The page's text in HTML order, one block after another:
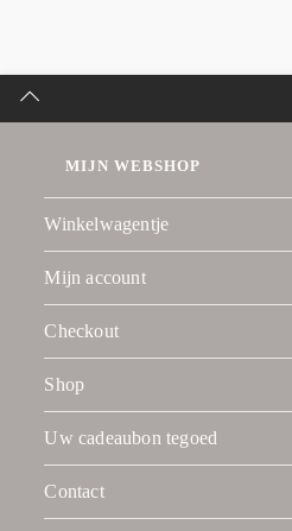
MIJN WEBSHOP
Winkelwagentje
Mijn account
Checkout
Shop
Uw cadeaubon tegoed
Contact